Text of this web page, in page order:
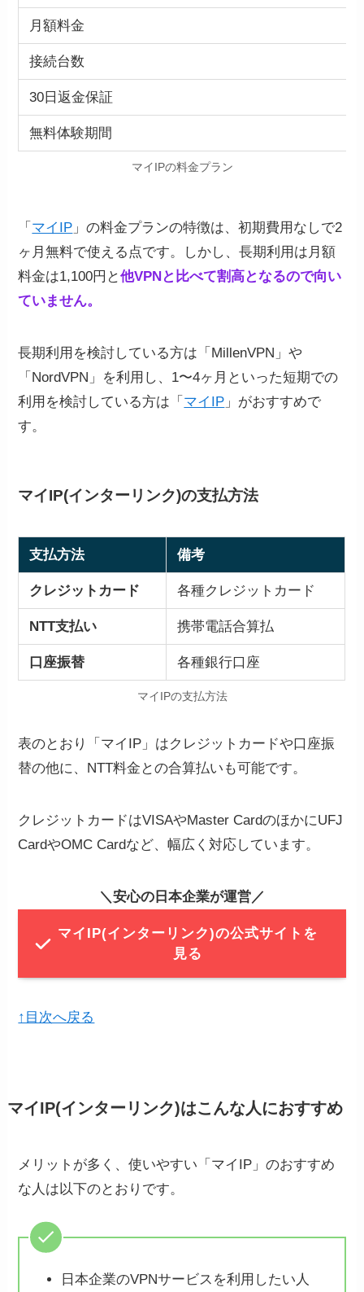
月額料金
接続台数
30日返金保証
無料体験期間
マイIPの料金プラン
「 マイIP 」の料金プランの特徴は、初期費用なしで2
ヶ月無料で使える点です。しかし、長期利用は月額
料金は1,100円と他VPNと比べて割高となるので向い
ていません。
長期利用を検討している方は「MillenVPN」や
「NordVPN」を利用し、1〜4ヶ月といった短期での
利用を検討している方は「 マイIP 」がおすすめで
す。
マイIP(インターリンク)の支払方法
支払方法 備考
クレジットカード 各種クレジットカード
NTT支払い 携帯電話合算払
口座振替 各種銀行口座
マイIPの支払方法
表のとおり「マイIP」はクレジットカードや口座振
替の他に、NTT料金との合算払いも可能です。
クレジットカードはVISAやMaster CardのほかにUFJ
CardやOMC Cardなど、幅広く対応しています。
＼安心の日本企業が運営／
マイIP(インターリンク)の公式サイトを
見る
↑目次へ戻る
マイIP(インターリンク)はこんな人におすすめ
メリットが多く、使いやすい「マイIP」のおすすめ
な人は以下のとおりです。
日本企業のVPNサービスを利用したい人